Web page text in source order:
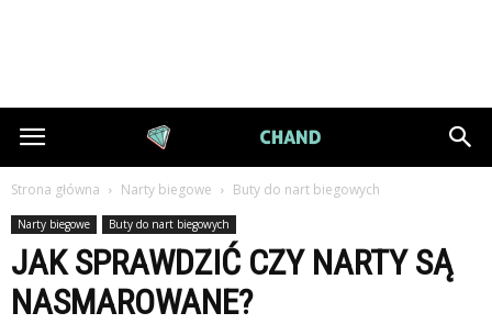
DiamondChand.pl
Strona główna Narty biegowe Buty do nart biegowych
Narty biegowe Buty do nart biegowych
JAK SPRAWDZIĆ CZY NARTY SĄ
NASMAROWANE?